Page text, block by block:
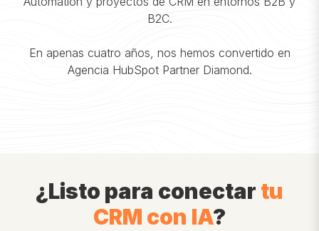
B2C.
En apenas cuatro años, nos hemos convertido en
Agencia HubSpot Partner Diamond.
¿Listo para conectar tu
CRM con IA?